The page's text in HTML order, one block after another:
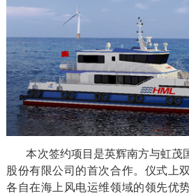
本次签约项目是英辉南方与虹茂
股份有限公司的首次合作。仪式上
各自在海上风电运维领域的领先优